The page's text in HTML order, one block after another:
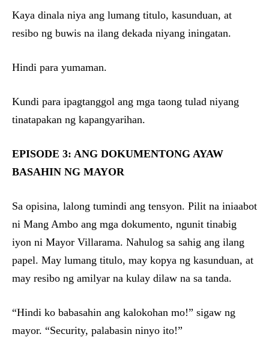
Kaya dinala niya ang lumang titulo, kasunduan, at
resibo ng buwis na ilang dekada niyang iningatan.
Hindi para yumaman.
Kundi para ipagtanggol ang mga taong tulad niyang
tinatapakan ng kapangyarihan.
EPISODE 3: ANG DOKUMENTONG AYAW
BASAHIN NG MAYOR
Sa opisina, lalong tumindi ang tensyon. Pilit na iniaabot
ni Mang Ambo ang mga dokumento, ngunit tinabig
iyon ni Mayor Villarama. Nahulog sa sahig ang ilang
papel. May lumang titulo, may kopya ng kasunduan, at
may resibo ng amilyar na kulay dilaw na sa tanda.
“Hindi ko babasahin ang kalokohan mo!” sigaw ng
mayor. “Security, palabasin ninyo ito!”